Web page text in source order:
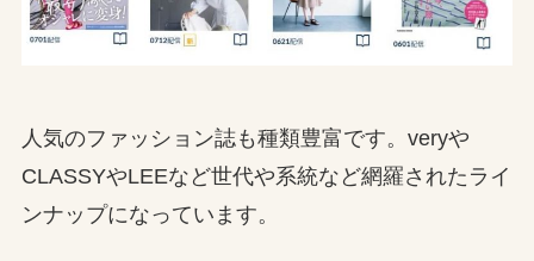
人気のファッション誌も種類豊富です。veryや
CLASSYやLEEなど世代や系統など網羅されたライ
ンナップになっています。